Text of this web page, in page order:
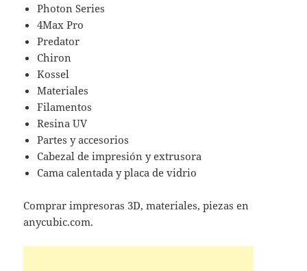
Photon Series
4Max Pro
Predator
Chiron
Kossel
Materiales
Filamentos
Resina UV
Partes y accesorios
Cabezal de impresión y extrusora
Cama calentada y placa de vidrio
Comprar impresoras 3D, materiales, piezas en
anycubic.com.